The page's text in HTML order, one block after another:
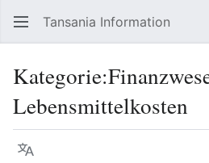
Tansania Information
Kategorie:
Lebensmittelkosten
Sprache